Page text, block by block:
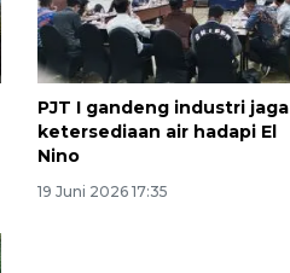
PJT I gandeng industri jaga
ketersediaan air hadapi El
Nino
19 Juni 2026 17:35